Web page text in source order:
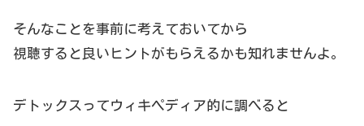
そんなことを事前に考えておいてから
視聴すると良いヒントがもらえるかも知れませんよ。
デトックスってウィキペディア的に調べると